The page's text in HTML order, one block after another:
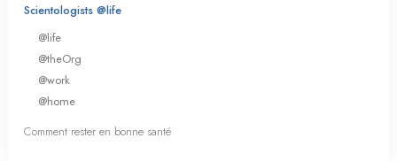
Scientologists @life
@life
@theOrg
@work
@home
Comment rester en bonne santé